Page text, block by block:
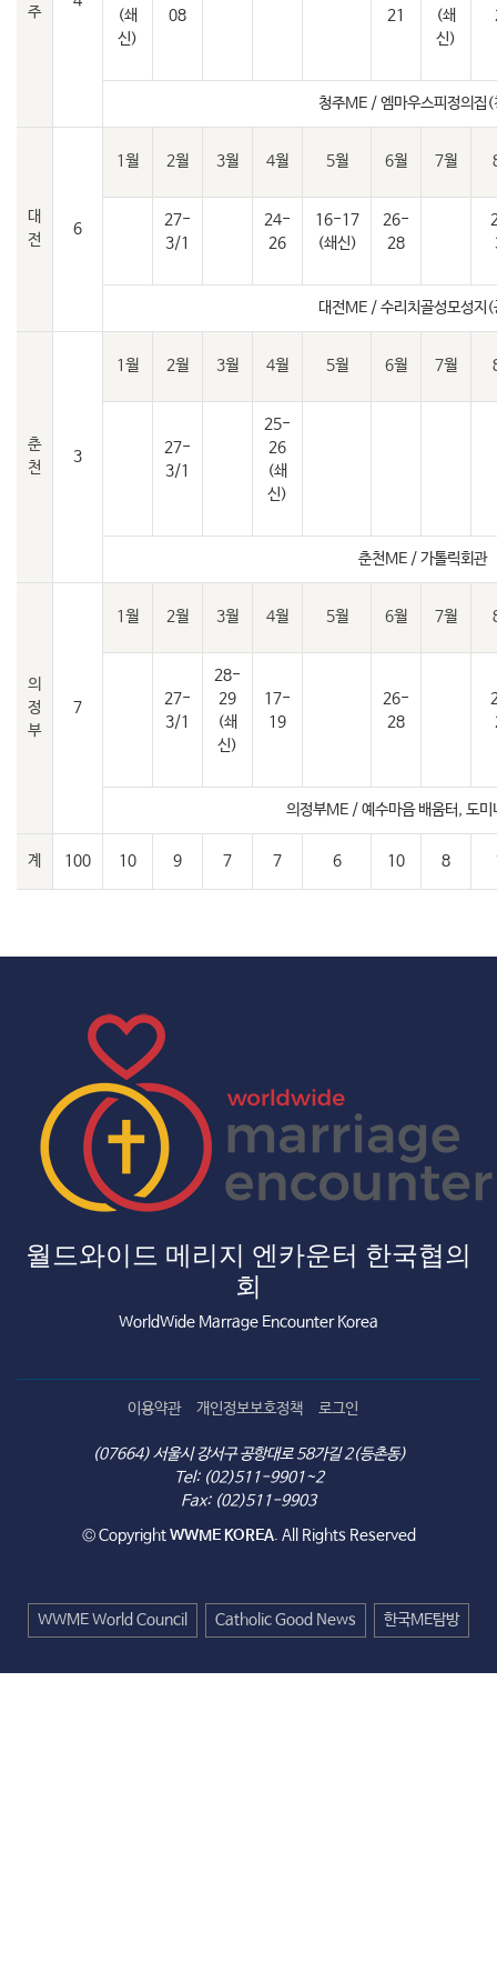
주
(쇄
신)
08
21
(쇄
신)
청주ME / 엠마우스피정의집
대
전
6
1월 2월 3월 4월 5월 6월 7월
27-
3/1
24-
26
16-17
(쇄신)
26-
28
대전ME / 수리치골성모성지
춘
천
3
1월 2월 3월 4월 5월 6월 7월
27-
3/1
25-
26
(쇄
신)
춘천ME / 가톨릭회관
의
정
부
7
1월 2월 3월 4월 5월 6월 7월
27-
3/1
28-
29
(쇄
신)
17-
19
26-
28
의정부ME / 예수마음 배움터, 도미
계 100 10 9 7 7 6 10 8
월드와이드 메리지 엔카운터 한국협의
회
WorldWide Marrage Encounter Korea
이용약관 개인정보보호정책 로그인
(07664) 서울시 강서구 공항대로 58가길 2(등촌동)
Tel: (02)511-9901~2
Fax: (02)511-9903
© CopyrightWWME KOREA. All Rights Reserved
WWME World Council Catholic Good News 한국ME탐방